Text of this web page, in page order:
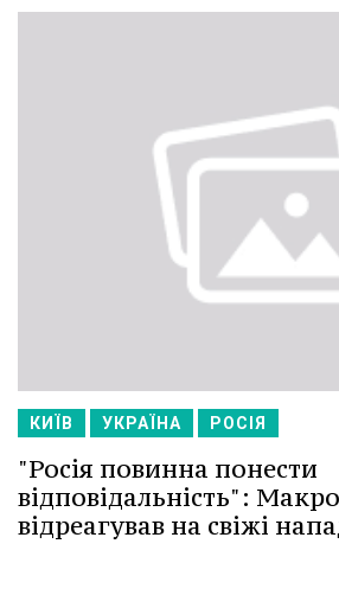
КИЇВ УКРАЇНА РОСІЯ
"Росія повинна понести
відповідальність":
відреагував на свіжі